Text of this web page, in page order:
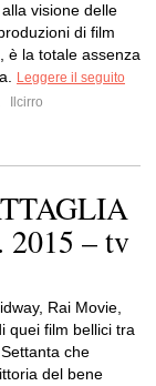
visione delle
di film
è la totale assenza
Leggere il seguito
Ilcirro
2015 – tv
Rai Movie,
quei film bellici tra
che
del bene